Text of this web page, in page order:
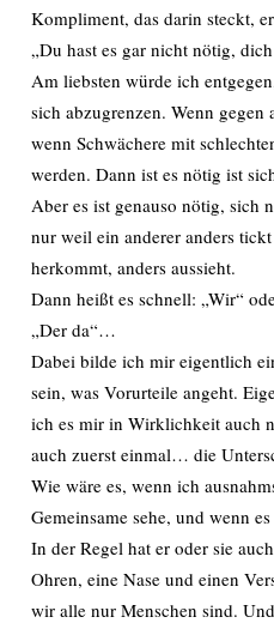
Kompliment, das darin steckt,
„Du hast es gar nicht nötig,
Am liebsten würde ich
sich abzugrenzen. Wenn
wenn Schwächere mit
werden. Dann ist es nötig ist
Aber es ist genauso nötig, sich
nur weil ein anderer anders
herkommt, anders aussieht.
Dann heißt es schnell: „Wir“
„Der da“…
Dabei bilde ich mir eigentlich
sein, was Vorurteile angeht.
ich es mir in Wirklichkeit auch
auch zuerst einmal… die
Wie wäre es, wenn ich
Gemeinsame sehe, und wenn
In der Regel hat er oder sie
Ohren, eine Nase und einen
wir alle nur Menschen sind.